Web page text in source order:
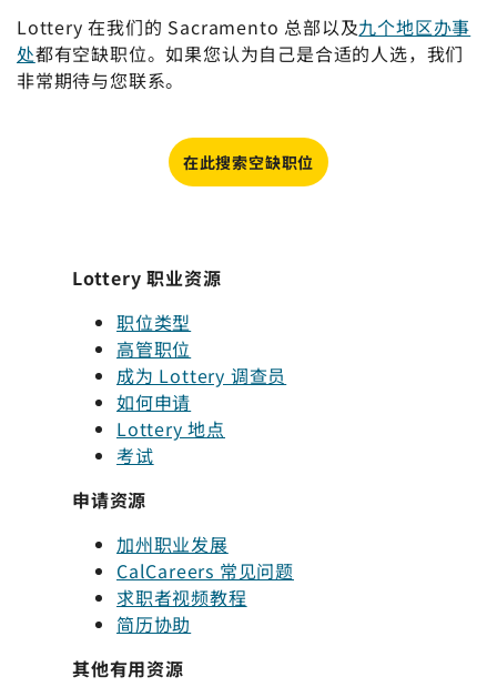
Lottery 在我们的 Sacramento 总部以及九个地区办事
处都有空缺职位。如果您认为自己是合适的人选，我们
非常期待与您联系。
在此搜索空缺职位
Lottery 职业资源
职位类型
高管职位
成为 Lottery 调查员
如何申请
Lottery 地点
考试
申请资源
加州职业发展
CalCareers 常见问题
求职者视频教程
简历协助
其他有用资源